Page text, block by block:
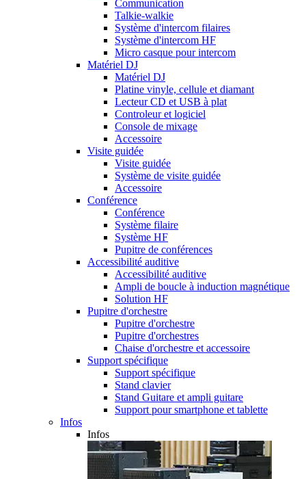
Communication
Talkie-walkie
Système d'intercom filaires
Système d'intercom HF
Micro casque pour intercom
Matériel DJ
Matériel DJ
Platine vinyle, cellule et diamant
Lecteur CD et USB à plat
Controleur et logiciel
Console de mixage
Accessoire
Visite guidée
Visite guidée
Système de visite guidée
Accessoire
Conférence
Conférence
Système filaire
Système HF
Pupitre de conférences
Accessibilité auditive
Accessibilité auditive
Ampli de boucle à induction magnétique
Solution HF
Pupitre d'orchestre
Pupitre d'orchestre
Pupitre d'orchestres
Chaise d'orchestre et accessoire
Support spécifique
Support spécifique
Stand clavier
Stand Guitare et ampli guitare
Support pour smartphone et tablette
Infos
Infos